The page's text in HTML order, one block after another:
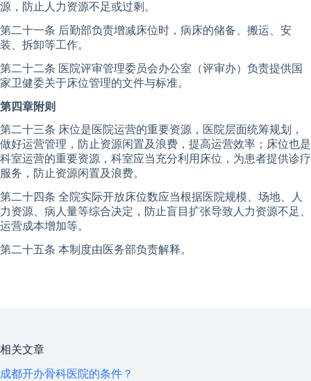
源，防止人力资源不足或过剩。
第二十一条 后勤部负责增减床位时，病床的储备、搬运、安
装、拆卸等工作。
第二十二条 医院评审管理委员会办公室（评审办）负责提供国
家卫健委关于床位管理的文件与标准。
第四章附则
第二十三条 床位是医院运营的重要资源，医院层面统筹规划，
做好运营管理，防止资源闲置及浪费，提高运营效率；床位也是
科室运营的重要资源，科室应当充分利用床位，为患者提供诊疗
服务，防止资源闲置及浪费。
第二十四条 全院实际开放床位数应当根据医院规模、场地、人
力资源、病人量等综合决定，防止盲目扩张导致人力资源不足、
运营成本增加等。
第二十五条 本制度由医务部负责解释。
相关文章
成都开办骨科医院的条件？